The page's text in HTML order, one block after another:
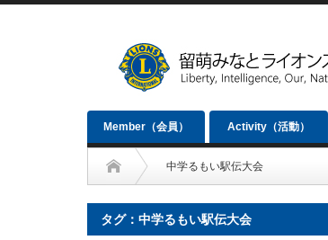
Member（会員） Activity（活動）
中学るもい駅伝大会
タグ：中学るもい駅伝大会